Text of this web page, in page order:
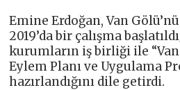
Emine Erdoğan, Van
2019’da bir çalışma
kurumların iş birliği ile
Eylem Planı ve Uygulama
hazırlandığını dile getirdi.